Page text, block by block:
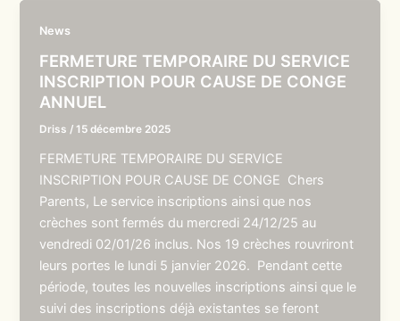
News
FERMETURE TEMPORAIRE DU SERVICE
INSCRIPTION POUR CAUSE DE CONGE
ANNUEL
Driss /15 décembre 2025
FERMETURE TEMPORAIRE DU SERVICE
INSCRIPTION POUR CAUSE DE CONGE Chers
Parents, Le service inscriptions ainsi que nos
crèches sont fermés du mercredi 24/12/25 au
vendredi 02/01/26 inclus. Nos 19 crèches rouvriront
leurs portes le lundi 5 janvier 2026. Pendant cette
période, toutes les nouvelles inscriptions ainsi que le
suivi des inscriptions déjà existantes se feront